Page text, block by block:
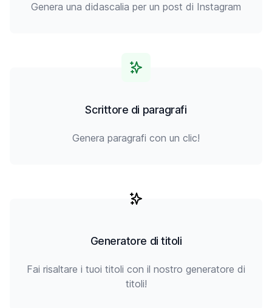
Genera una didascalia per un post di Instagram
Scrittore di paragrafi
Genera paragrafi con un clic!
Generatore di titoli
Fai risaltare i tuoi titoli con il nostro generatore di
titoli!